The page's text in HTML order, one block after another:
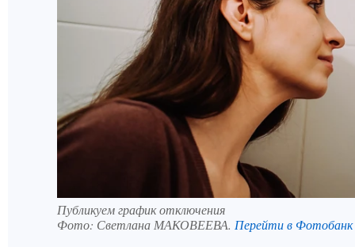
Публикуем график отключения
Фото: Светлана МАКОВЕЕВА. Перейти в